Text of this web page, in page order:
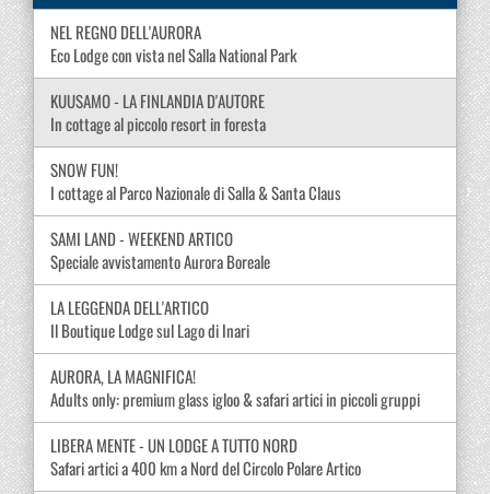
NEL REGNO DELL'AURORA
Eco Lodge con vista nel Salla National Park
KUUSAMO - LA FINLANDIA D'AUTORE
In cottage al piccolo resort in foresta
SNOW FUN!
I cottage al Parco Nazionale di Salla & Santa Claus
SAMI LAND - WEEKEND ARTICO
Speciale avvistamento Aurora Boreale
LA LEGGENDA DELL'ARTICO
Il Boutique Lodge sul Lago di Inari
AURORA, LA MAGNIFICA!
Adults only: premium glass igloo & safari artici in piccoli gruppi
LIBERA MENTE - UN LODGE A TUTTO NORD
Safari artici a 400 km a Nord del Circolo Polare Artico